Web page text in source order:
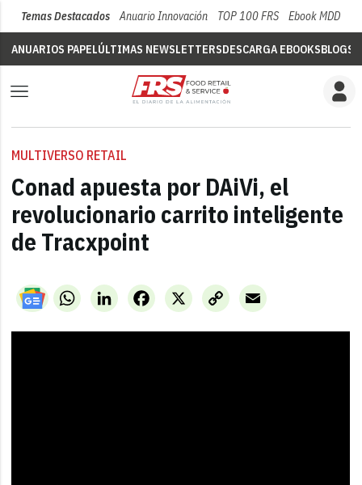
Temas Destacados Anuario Innovación TOP 100 FRS Ebook MDD
ANUARIOS PAPELÚLTIMAS NEWSLETTERSDESCARGA EBOOKSBLOGS
MULTIVERSO RETAIL
Conad apuesta por DAiVi, el
revolucionario carrito inteligente
de Tracxpoint
WhatsAppLinkedIn X
Facebook
Copy
Link
Email